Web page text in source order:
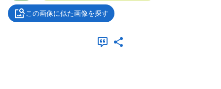
この画像に似た画像を探す